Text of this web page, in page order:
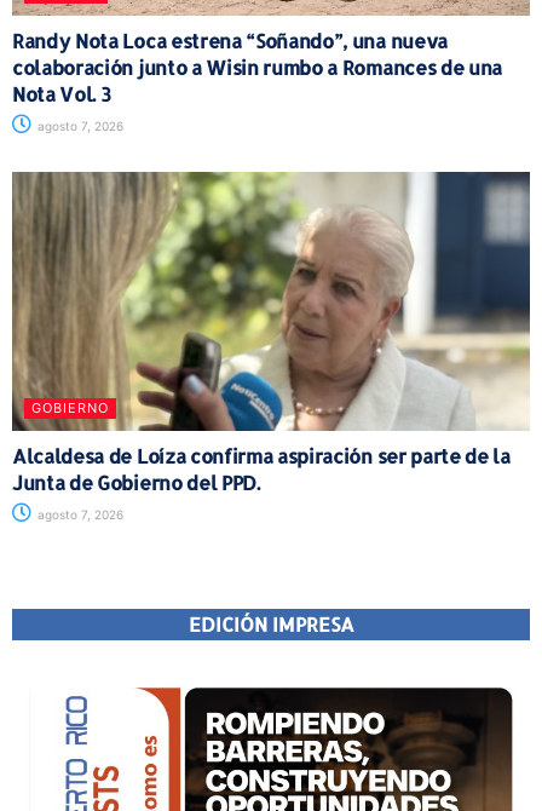
Randy Nota Loca estrena “Soñando”, una nueva
colaboración junto a Wisin rumbo a Romances de una
Nota Vol. 3
agosto 7, 2026
GOBIERNO
Alcaldesa de Loíza confirma aspiración ser parte de la
Junta de Gobierno del PPD.
agosto 7, 2026
EDICIÓN IMPRESA